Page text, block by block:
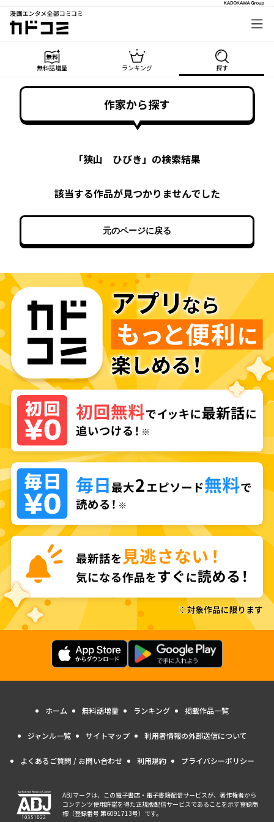
漫画エンタメ全部コミコミ
カドコミ
無料話増量 ランキング 探す
作家から探す
「狭山 ひびき」の検索結果
該当する作品が見つかりませんでした
元のページに戻る
ホーム 無料話増量 ランキング 掲載作品一覧
ジャンル一覧 サイトマップ 利用者情報の外部送信について
よくあるご質問 / お問い合わせ 利用規約 プライバシーポリシー
ABJマークは、この電子書店・電子書籍配信サービスが、著作権者から
コンテンツ使用許諾を得た正規版配信サービスであることを示す登録商
標（登録番号 第6091713号）です。